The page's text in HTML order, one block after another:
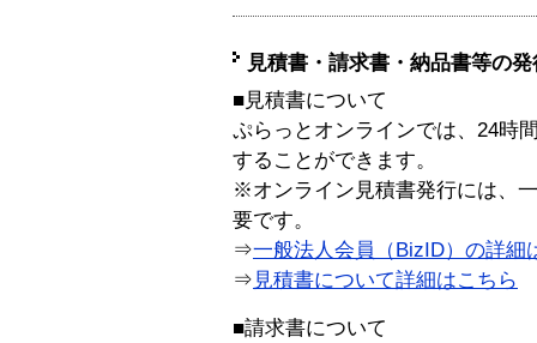
見積書・請求書・納品書等の
■見積書について
ぷらっとオンラインでは、24時
することができます。
※オンライン見積書発行には、
要です。
⇒一般法人会員（BizID）の詳細
⇒ 見積書について詳細はこちら
■請求書について